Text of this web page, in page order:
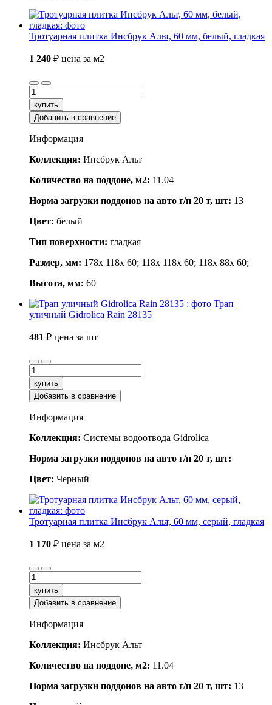
Тротуарная плитка Инсбрук Альт, 60 мм, белый, гладкая
1 240 ₽ цена за м2
купить
Добавить в сравнение
Информация
Коллекция: Инсбрук Альт
Количество на поддоне, м2: 11.04
Норма загрузки поддонов на авто г/п 20 т, шт: 13
Цвет: белый
Тип поверхности: гладкая
Размер, мм: 178x 118x 60; 118x 118x 60; 118x 88x 60;
Высота, мм: 60
Трап
уличный Gidrolica Rain 28135
481 ₽ цена за шт
купить
Добавить в сравнение
Информация
Коллекция: Системы водоотвода Gidrolica
Норма загрузки поддонов на авто г/п 20 т, шт:
Цвет: Черный
Тротуарная плитка Инсбрук Альт, 60 мм, серый, гладкая
1 170 ₽ цена за м2
купить
Добавить в сравнение
Информация
Коллекция: Инсбрук Альт
Количество на поддоне, м2: 11.04
Норма загрузки поддонов на авто г/п 20 т, шт: 13